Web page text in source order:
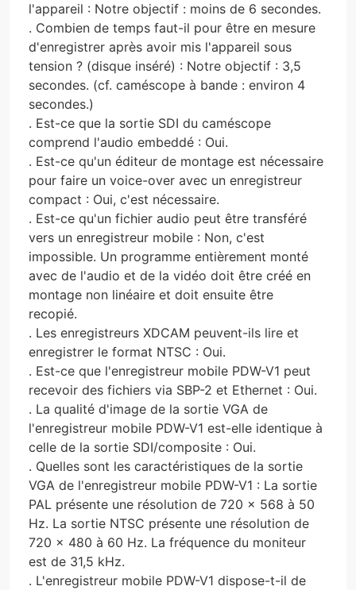
l'appareil : Notre objectif : moins de 6 secondes.
. Combien de temps faut-il pour être en mesure
d'enregistrer après avoir mis l'appareil sous
tension ? (disque inséré) : Notre objectif : 3,5
secondes. (cf. caméscope à bande : environ 4
secondes.)
. Est-ce que la sortie SDI du caméscope
comprend l'audio embeddé : Oui.
. Est-ce qu'un éditeur de montage est nécessaire
pour faire un voice-over avec un enregistreur
compact : Oui, c'est nécessaire.
. Est-ce qu'un fichier audio peut être transféré
vers un enregistreur mobile : Non, c'est
impossible. Un programme entièrement monté
avec de l'audio et de la vidéo doit être créé en
montage non linéaire et doit ensuite être
recopié.
. Les enregistreurs XDCAM peuvent-ils lire et
enregistrer le format NTSC : Oui.
. Est-ce que l'enregistreur mobile PDW-V1 peut
recevoir des fichiers via SBP-2 et Ethernet : Oui.
. La qualité d'image de la sortie VGA de
l'enregistreur mobile PDW-V1 est-elle identique à
celle de la sortie SDI/composite : Oui.
. Quelles sont les caractéristiques de la sortie
VGA de l'enregistreur mobile PDW-V1 : La sortie
PAL présente une résolution de 720 x 568 à 50
Hz. La sortie NTSC présente une résolution de
720 x 480 à 60 Hz. La fréquence du moniteur
est de 31,5 kHz.
. L'enregistreur mobile PDW-V1 dispose-t-il de